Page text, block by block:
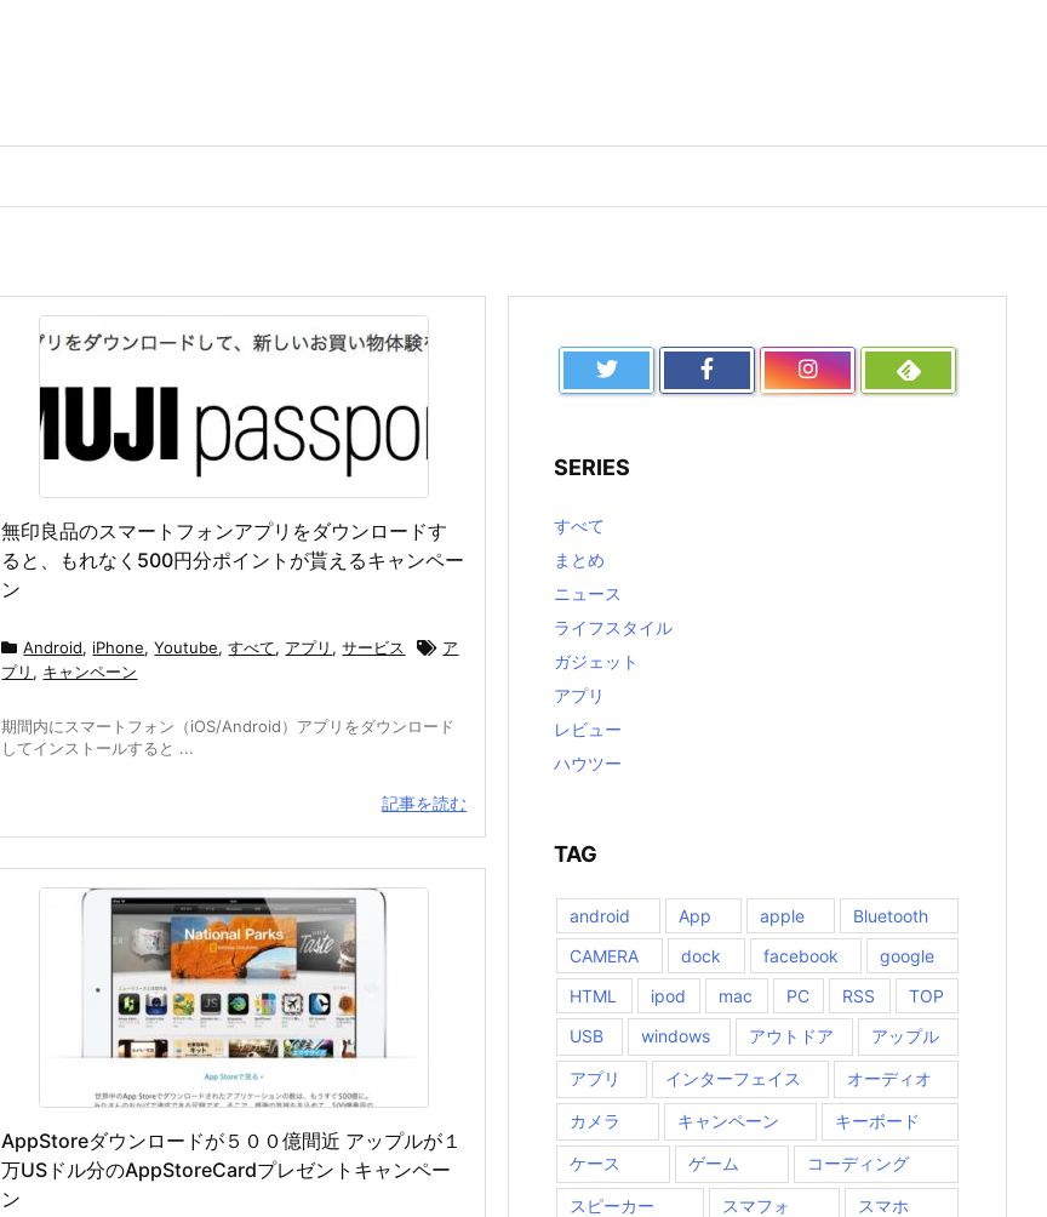
無印良品のスマートフォンアプリをダウンロードす
ると、もれなく500円分ポイントが貰えるキャンペー
ン
Android, iPhone,Youtube,すべて, アプリ ,サービス
ア
プリ , キャンペーン
期間内にスマートフォン（iOS/Android）アプリをダウンロード
してインストールすると ...
記事を読む
AppStoreダウンロードが５００億間近 アップルが１
万USドル分のAppStoreCardプレゼントキャンペー
ン
SERIES
すべて
まとめ
ニュース
ライフスタイル
ガジェット
アプリ
レビュー
ハウツー
TAG
android App apple
Bluetooth
CAMERA
dock facebook
google
HTML
ipod mac PC RSS
TOP
USB
windows アウトドア アップル
アプリ インターフェイス オーディオ
カメラ キャンペーン キーボード
ケース ゲーム コーディング
スピーカー スマフォ スマホ